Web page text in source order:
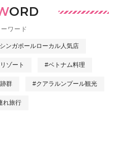
ORD
ワード
ンガポールローカル人気店
ゾート #ベトナム料理
群 #クアラルンプール観光
れ旅行